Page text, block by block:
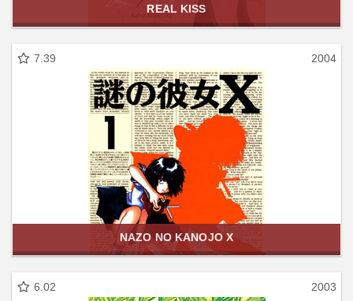
REAL KISS
7.39 2004
NAZO NO KANOJO X
6.02 2003